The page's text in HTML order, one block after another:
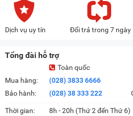
Dịch vụ uy tín Đổi trả trong 7 ngày
Tổng đài hỗ trợ
Mua hàng:
Bảo hành:
Toàn quốc
(028) 3833 6666
(028) 38 333 222
Thời gian:
8h - 20h (Thứ 2 đến Thứ 6)